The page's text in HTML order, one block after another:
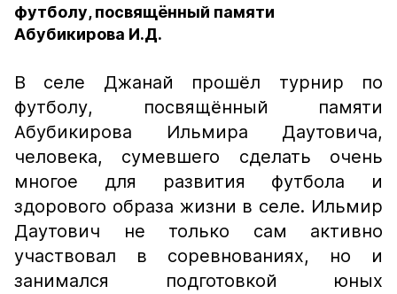
футболу, посвящённый памяти
Абубикирова И.Д.
В селе Джанай прошёл турнир по
футболу, посвящённый памяти
Абубикирова Ильмира Даутовича,
человека, сумевшего сделать очень
многое для развития футбола и
здорового образа жизни в селе. Ильмир
Даутович не только сам активно
участвовал в соревнованиях, но и
занимался подготовкой юных